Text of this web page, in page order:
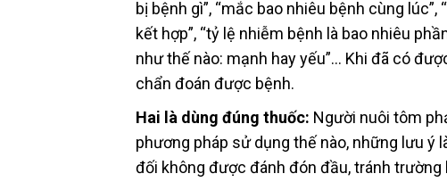
bị bệnh gì”, “mắc bao nhiêu bệnh cùng
kết hợp”, “tỷ lệ nhiễm bệnh là bao nhiêu
như thế nào: mạnh hay yếu”… Khi đã có
chẩn đoán được bệnh.
Hai là dùng đúng thuốc: Người nuôi tôm
phương pháp sử dụng thế nào, những lưu
đối không được đánh đón đầu, tránh trường